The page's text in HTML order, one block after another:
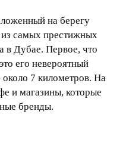
на берегу
из самых престижных
в Дубае. Первое, что
его невероятный
7 километров. На
и магазины, которые
бренды.